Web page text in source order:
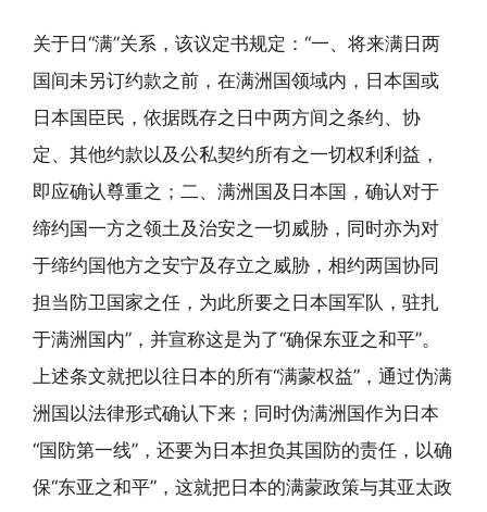
关于日“满”关系，该议定书规定：“一、将来满日两
国间未另订约款之前，在满洲国领域内，日本国或
日本国臣民，依据既存之日中两方间之条约、协
定、其他约款以及公私契约所有之一切权利利益，
即应确认尊重之；二、满洲国及日本国，确认对于
缔约国一方之领土及治安之一切威胁，同时亦为对
于缔约国他方之安宁及存立之威胁，相约两国协同
担当防卫国家之任，为此所要之日本国军队，驻扎
于满洲国内”，并宣称这是为了“确保东亚之和平”。
上述条文就把以往日本的所有“满蒙权益”，通过伪满
洲国以法律形式确认下来；同时伪满洲国作为日本
“国防第一线”，还要为日本担负其国防的责任，以确
保“东亚之和平”，这就把日本的满蒙政策与其亚太政